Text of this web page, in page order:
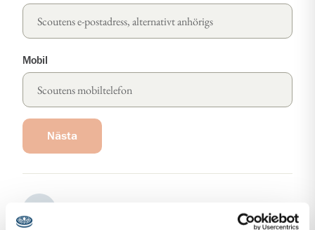
Mobil
Nästa